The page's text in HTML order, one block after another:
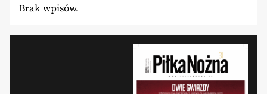
Brak wpisów.